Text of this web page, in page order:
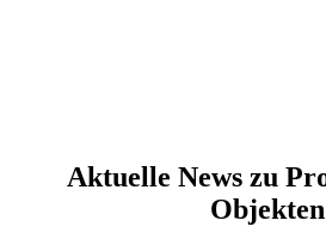
Aktuelle News zu
Objekten